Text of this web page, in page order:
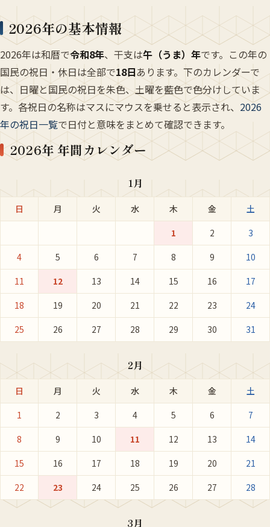
2026年の基本情報
2026年は和暦で令和8年、干支は午（うま）年です。この年の
国民の祝日・休日は全部で18日あります。下のカレンダーで
は、日曜と国民の祝日を朱色、土曜を藍色で色分けしていま
す。各祝日の名称はマスにマウスを乗せると表示され、 2026
年の祝日一覧で日付と意味をまとめて確認できます。
2026年 年間カレンダー
1月
日 月 火 水 木 金
土
1
2
3
4
5 6 7 8 9
10
11
12 13 14 15 16
17
18
19 20 21 22 23
24
25
26 27 28 29 30 31
2月
日 月 火 水 木 金
土
1
2 3 4 5 6
7
8
9 10 11 12 13
14
15
16 17 18 19 20
21
22
23 24 25 26 27 28
3月